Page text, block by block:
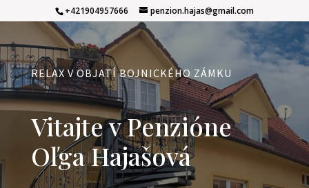
+421904957666 penzion.hajas@gmail.com
RELAX V OBJATÍ BOJNICKÉHO ZÁMKU
Vitajte v Penzióne
Oľga Hajašová